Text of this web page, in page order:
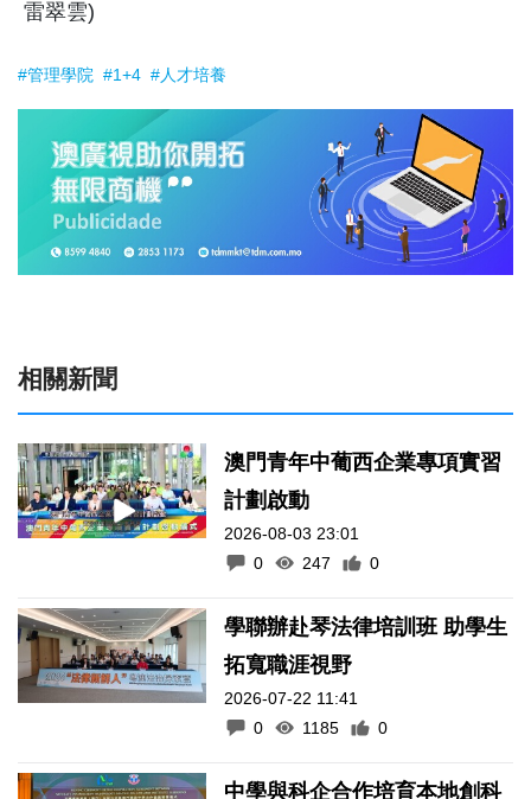
雷翠雲)
#管理學院 #1+4 #人才培養
相關新聞
澳門青年中葡西企業專項實習
計劃啟動
2026-08-03 23:01
0
247 0
學聯辦赴琴法律培訓班 助學生
拓寬職涯視野
2026-07-22 11:41
0
1185 0
中學與科企合作培育本地創科